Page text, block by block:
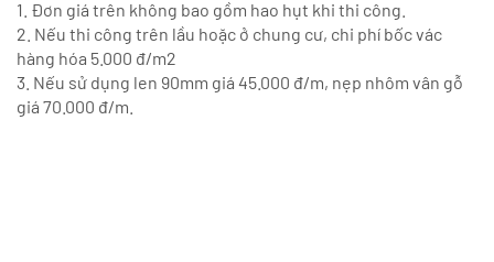
1. Đơn giá trên không bao gồm hao hụt khi thi công.
2. Nếu thi công trên lầu hoặc ở chung cư, chi phí bốc vác
hàng hóa 5.000 đ/m2
3. Nếu sử dụng len 90mm giá 45.000 đ/m, nẹp nhôm vân gỗ
giá 70.000 đ/m.